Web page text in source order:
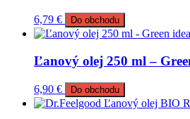
6,79 € Do obchodu
Ľanový olej 250 ml –
6,90 € Do obchodu